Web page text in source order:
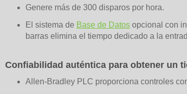
Genere más de 300 disparos por hora.
El sistema de Base de Datos opcional con
barras elimina el tiempo dedicado a la
Confiabilidad auténtica para obtener un
Allen-Bradley PLC proporciona controles